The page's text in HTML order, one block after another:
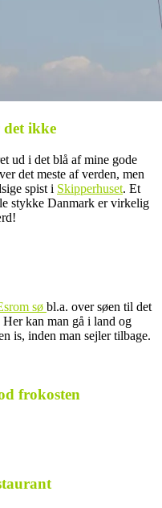
det ikke
ud i det blå af mine gode
det meste af verden, men
spist i Skipperhuset. Et
stykke Danmark er virkelig
sø bl.a. over søen til det
kan man gå i land og
is, inden man sejler tilbage.
frokosten